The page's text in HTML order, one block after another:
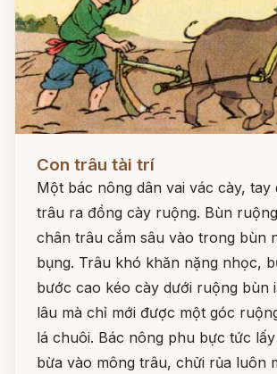
Con trâu tài trí
Một bác nông dân vai vác cày, tay
trâu ra đồng cày ruộng. Bùn
chân trâu cắm sâu vào trong bùn
bụng. Trâu khó khăn nặng nhọc,
bước cao kéo cày dưới ruộng bùn
lâu mà chỉ mới được một góc
lá chuôi. Bác nông phu bực tức
bừa vào mông trâu, chửi rủa luôn